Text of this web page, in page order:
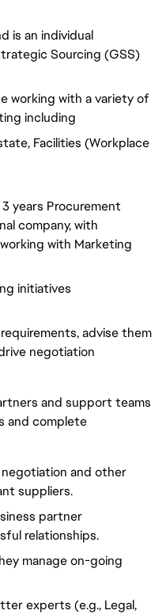
is an individual
Sourcing (GSS)
working with a variety of
including
Facilities (Workplace
3 years Procurement
company, with
with Marketing
initiatives
advise them
negotiation
and support teams
and complete
negotiation and other
suppliers.
partner
relationships.
manage on-going
experts (e.g., Legal,